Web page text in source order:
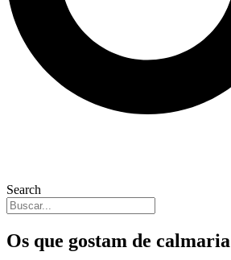
Search
Os que gostam de calmaria